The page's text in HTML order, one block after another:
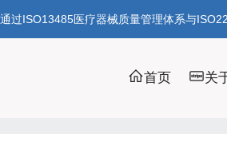
过ISO13485医疗器械质量管理体系与
首页 关